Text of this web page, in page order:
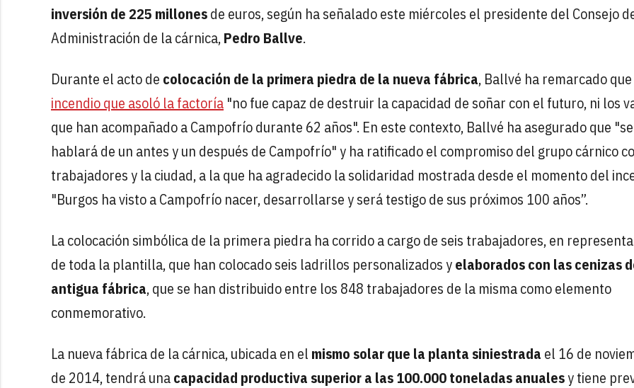
inversión de 225 millonesde euros, según ha señalado este miércoles el presidente del Consejo
Administración de la cárnica,Pedro Ballve.
Durante el acto de colocación de la primera piedra de la nueva fábrica, Ballvé ha remarcado que
incendio que asoló la factoría "no fue capaz de destruir la capacidad de soñar con el futuro, ni los
que han acompañado a Campofrío durante 62 años". En este contexto, Ballvé ha asegurado que "se
hablará de un antes y un después de Campofrío" y ha ratificado el compromiso del grupo cárnico
trabajadores y la ciudad, a la que ha agradecido la solidaridad mostrada desde el momento del
"Burgos ha visto a Campofrío nacer, desarrollarse y será testigo de sus próximos 100 años”.
La colocación simbólica de la primera piedra ha corrido a cargo de seis trabajadores, en
de toda la plantilla, que han colocado seis ladrillos personalizados yelaborados con las cenizas
antigua fábrica, que se han distribuido entre los 848 trabajadores de la misma como elemento
conmemorativo.
La nueva fábrica de la cárnica, ubicada en el mismo solar que la planta siniestrada el 16 de
de 2014, tendrá unacapacidad productiva superior a las 100.000 toneladas anualesy tiene